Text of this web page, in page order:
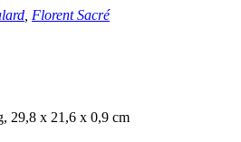
, Florent Sacré
29,8 x 21,6 x 0,9 cm